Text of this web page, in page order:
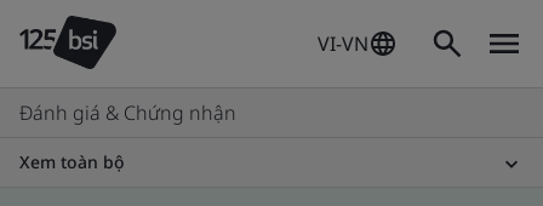
VI-VN
Đánh giá & Chứng nhận
Xem toàn bộ